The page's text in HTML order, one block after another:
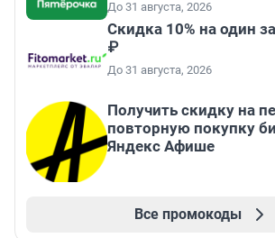
До 31 августа, 2026
Скидка 10% на один
₽
До 31 августа, 2026
Получить скидку на
повторную покупку
Яндекс Афише
Все промокоды